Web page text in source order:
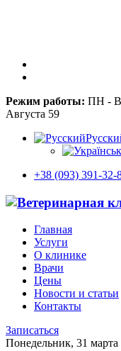
Режим работы: ПН -
Августа 59
+38 (093) 391-32-
Главная
Услуги
О клинике
Врачи
Цены
Новости и статьи
Контакты
Записаться
Понедельник, 31 марта